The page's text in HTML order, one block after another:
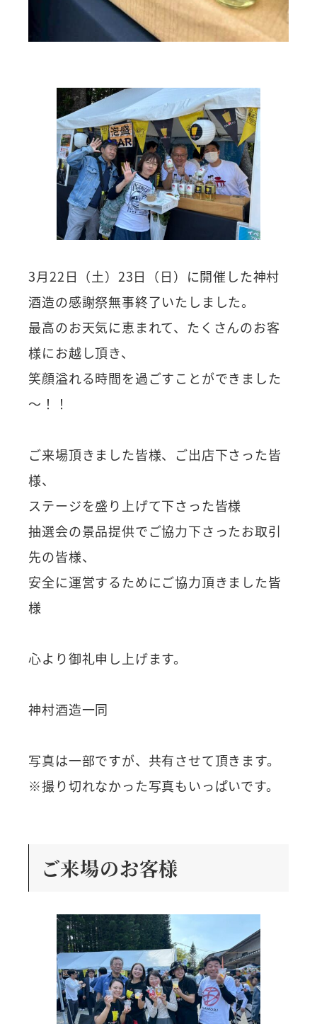
3月22日（土）23日（日）に開催した神村
酒造の感謝祭無事終了いたしました。
最高のお天気に恵まれて、たくさんのお客
様にお越し頂き、
笑顔溢れる時間を過ごすことができました
～！！
ご来場頂きました皆様、ご出店下さった皆
様、
ステージを盛り上げて下さった皆様
抽選会の景品提供でご協力下さったお取引
先の皆様、
安全に運営するためにご協力頂きました皆
様
心より御礼申し上げます。
神村酒造一同
写真は一部ですが、共有させて頂きます。
※撮り切れなかった写真もいっぱいです。
ご来場のお客様